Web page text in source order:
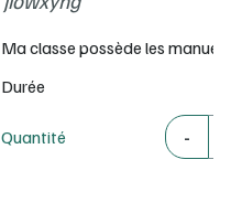
Ma classe possède les
Durée
Quantité -
Quantité